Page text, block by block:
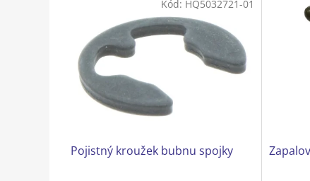
Pojistný kroužek bubnu spojky
Kód: HQ5032721-01